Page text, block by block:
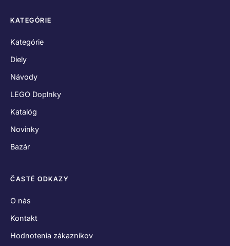
KATEGÓRIE
Kategórie
Diely
Návody
LEGO Doplnky
Katalóg
Novinky
Bazár
ČASTÉ ODKAZY
O nás
Kontakt
Hodnotenia zákazníkov